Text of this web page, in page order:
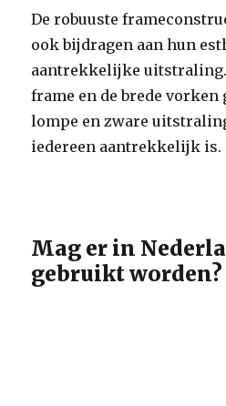
De robuuste
ook bijdragen aan hun
aantrekkelijke
frame en de brede vorken
lompe en zware
iedereen aantrekkelijk is.
Mag er in
gebruikt worden?